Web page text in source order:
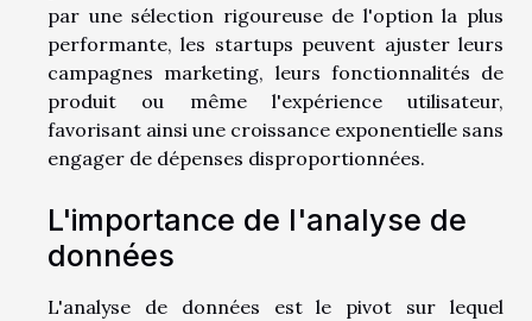
par une sélection rigoureuse de l'option la plus
performante, les startups peuvent ajuster leurs
campagnes marketing, leurs fonctionnalités de
produit ou même l'expérience utilisateur,
favorisant ainsi une croissance exponentielle sans
engager de dépenses disproportionnées.
L'importance de l'analyse de
données
L'analyse de données est le pivot sur lequel